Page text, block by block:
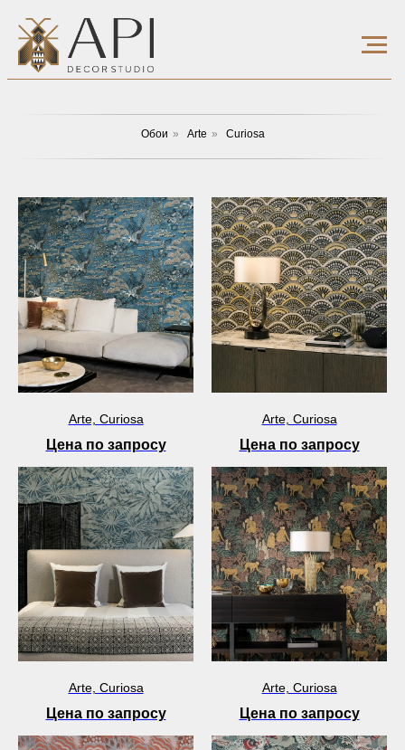
Обои » Arte » Curiosa
Arte, Curiosa
Цена по запросу
Arte, Curiosa
Цена по запросу
Arte, Curiosa
Цена по запросу
Arte, Curiosa
Цена по запросу